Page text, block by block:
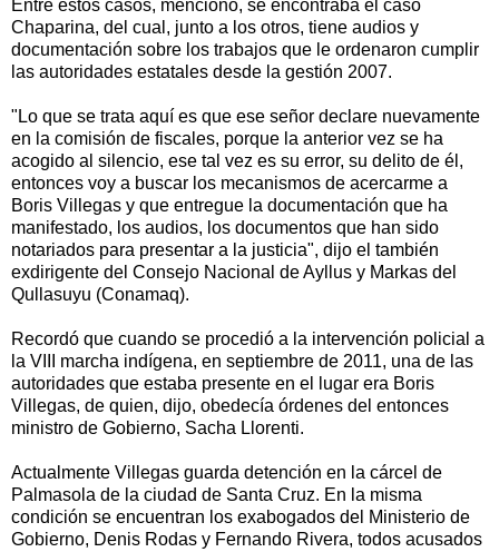
Entre estos casos, mencionó, se encontraba el caso
Chaparina, del cual, junto a los otros, tiene audios y
documentación sobre los trabajos que le ordenaron cumplir
las autoridades estatales desde la gestión 2007.
"Lo que se trata aquí es que ese señor declare nuevamente
en la comisión de fiscales, porque la anterior vez se ha
acogido al silencio, ese tal vez es su error, su delito de él,
entonces voy a buscar los mecanismos de acercarme a
Boris Villegas y que entregue la documentación que ha
manifestado, los audios, los documentos que han sido
notariados para presentar a la justicia", dijo el también
exdirigente del Consejo Nacional de Ayllus y Markas del
Qullasuyu (Conamaq).
Recordó que cuando se procedió a la intervención policial a
la VIII marcha indígena, en septiembre de 2011, una de las
autoridades que estaba presente en el lugar era Boris
Villegas, de quien, dijo, obedecía órdenes del entonces
ministro de Gobierno, Sacha Llorenti.
Actualmente Villegas guarda detención en la cárcel de
Palmasola de la ciudad de Santa Cruz. En la misma
condición se encuentran los exabogados del Ministerio de
Gobierno, Denis Rodas y Fernando Rivera, todos acusados